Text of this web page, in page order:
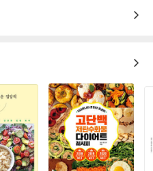
맛과 취향을 고려해 일반적인 레
셰프들은 물론이고 제작진, 시청
시 필요하다. ‘정확한 분량을 알 수
을 위해 셰프들이 만든 요리를 기
량(2인분 기준)을 재구성했다. 방
치게 맵거나 달게 만들어지기도 했
맞춘 것이 특징이며, 일단 ‘간이
기준 삼아 각자 입맛에 맞게 재료
할 수 있을 것이다.